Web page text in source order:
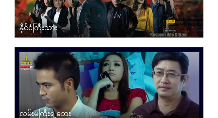
နိုင်ငံကြီးသား
လမ်းမကြီးရဲ့ဘေး